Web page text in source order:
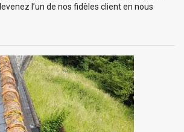
l’un de nos fidèles client en nous